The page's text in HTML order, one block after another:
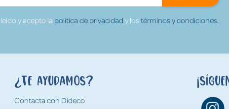
y acepto la política de privacidad y lostérminos y condiciones.
¿Te ayudamos?
Contacta con Dideco